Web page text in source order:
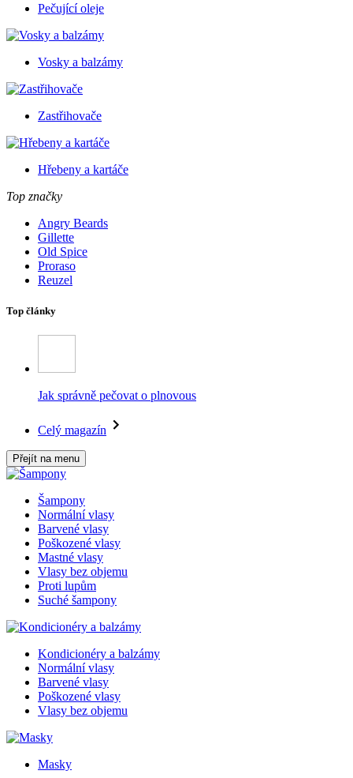
Pečující oleje
Vosky a balzámy
Zastřihovače
Hřebeny a kartáče
Top značky
Angry Beards
Gillette
Old Spice
Proraso
Reuzel
Top články
Jak správně pečovat o plnovous
Celý magazín
Přejít na menu
Šampony
Normální vlasy
Barvené vlasy
Poškozené vlasy
Mastné vlasy
Vlasy bez objemu
Proti lupům
Suché šampony
Kondicionéry a balzámy
Normální vlasy
Barvené vlasy
Poškozené vlasy
Vlasy bez objemu
Masky